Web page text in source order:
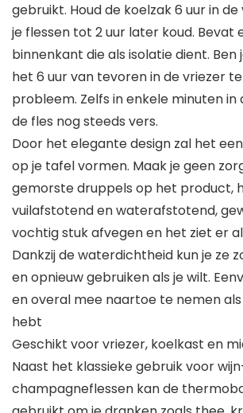
gebruikt. Houd de koelzak 6 uur in
je flessen tot 2 uur later koud. Bevat
binnenkant die als isolatie dient.
het 6 uur van tevoren in de vriezer
probleem. Zelfs in enkele minuten in
de fles nog steeds vers.
Door het elegante design zal het
op je tafel vormen. Maak je geen
gemorste druppels op het product,
vuilafstotend en waterafstotend,
vochtig stuk afvegen en het ziet er
Dankzij de waterdichtheid kun je ze
en opnieuw gebruiken als je wilt.
en overal mee naartoe te nemen
hebt
Geschikt voor vriezer, koelkast en
Naast het klassieke gebruik voor
champagneflessen kan de